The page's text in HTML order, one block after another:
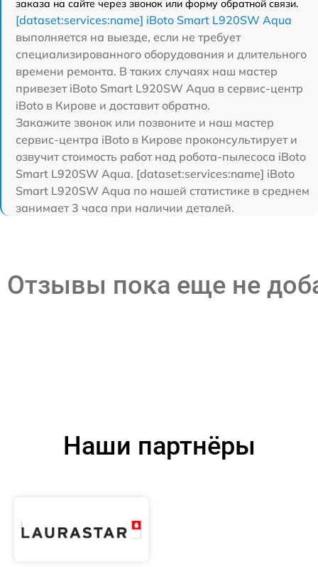
заказа на сайте через звонок или форму обратной связи.
[dataset:services:name] iBoto Smart L920SW Aqua
выполняется на выезде, если не требует
специализированного оборудования и длительного
времени ремонта. В таких случаях наш мастер
привезет iBoto Smart L920SW Aqua в сервис-центр
iBoto в Кирове и доставит обратно.
Закажите звонок или позвоните и наш мастер
сервис-центра iBoto в Кирове проконсультирует и
озвучит стоимость работ над робота-пылесоса iBoto
Smart L920SW Aqua. [dataset:services:name] iBoto
Smart L920SW Aqua по нашей статистике в среднем
занимает 3 часа при наличии деталей.
Отзывы пока еще не
Наши партнёры